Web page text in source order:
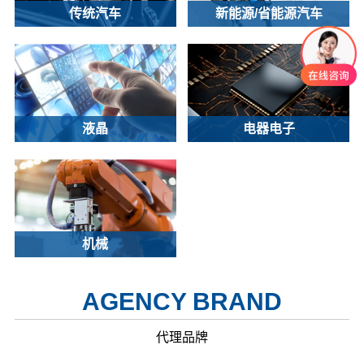
传统汽车 新能源/省能源汽车
液晶 电器电子
机械
AGENCY BRAND
代理品牌